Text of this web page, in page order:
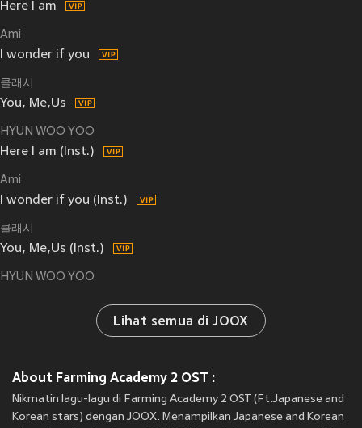
Here I am
Ami
I wonder if you
클래시
You, Me,Us
HYUN WOO YOO
Here I am (Inst.)
Ami
I wonder if you (Inst.)
클래시
You, Me,Us (Inst.)
HYUN WOO YOO
Lihat semua di JOOX
About Farming Academy 2 OST :
Nikmatin lagu-lagu di Farming Academy 2 OST (Ft.Japanese and
Korean stars) dengan JOOX. Menampilkan Japanese and Korean